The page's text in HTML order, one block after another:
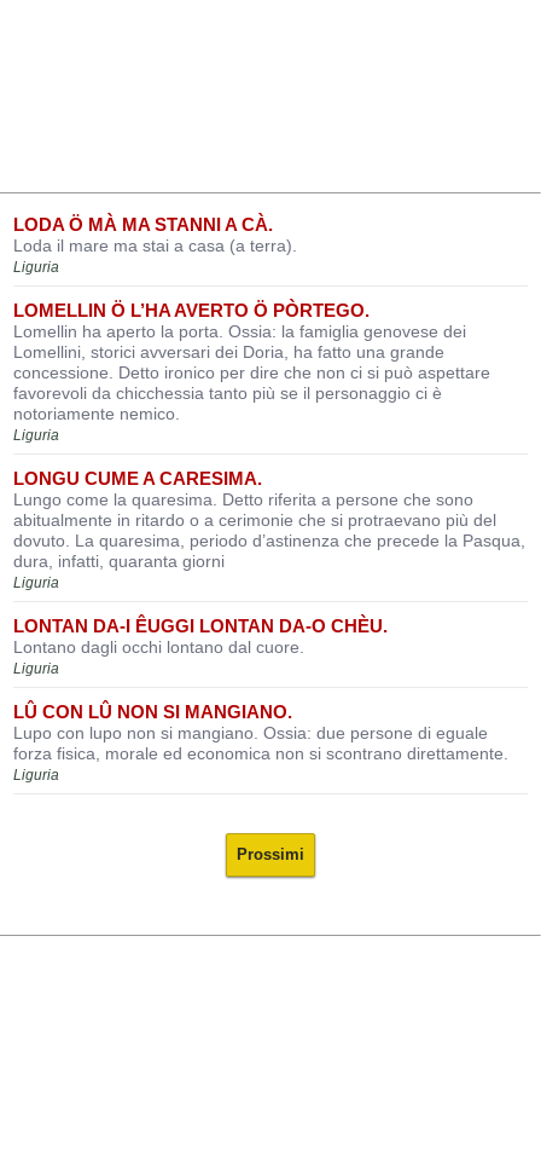
LODA Ö MÀ MA STANNI A CÀ.
Loda il mare ma stai a casa (a terra).
Liguria
LOMELLIN Ö L’HA AVERTO Ö PÒRTEGO.
Lomellin ha aperto la porta. Ossia: la famiglia genovese dei
Lomellini, storici avversari dei Doria, ha fatto una grande
concessione. Detto ironico per dire che non ci si può aspettare
favorevoli da chicchessia tanto più se il personaggio ci è
notoriamente nemico.
Liguria
LONGU CUME A CARESIMA.
Lungo come la quaresima. Detto riferita a persone che sono
abitualmente in ritardo o a cerimonie che si protraevano più del
dovuto. La quaresima, periodo d’astinenza che precede la Pasqua,
dura, infatti, quaranta giorni
Liguria
LONTAN DA-I ÊUGGI LONTAN DA-O CHÈU.
Lontano dagli occhi lontano dal cuore.
Liguria
LÛ CON LÛ NON SI MANGIANO.
Lupo con lupo non si mangiano. Ossia: due persone di eguale
forza fisica, morale ed economica non si scontrano direttamente.
Liguria
Prossimi